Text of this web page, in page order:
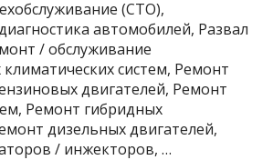
(СТО),
автомобилей, Развал
/ обслуживание
систем, Ремонт
двигателей, Ремонт
Ремонт гибридных
дизельных двигателей,
/ инжекторов, …